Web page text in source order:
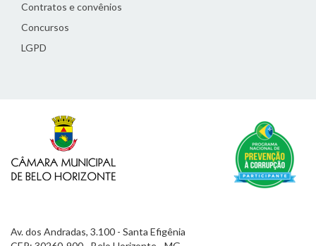
Contratos e convênios
Concursos
LGPD
Av. dos Andradas, 3.100 - Santa Efigênia